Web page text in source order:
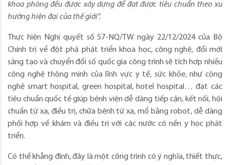
khoa phòng đều được xây dựng để đạt được tiêu chuẩn theo xu
hướng hiện đại của thế giới”.
Thực hiện Nghị quyết số 57-NQ/TW ngày 22/12/2024 của Bộ
Chính trị về đột phá phát triển khoa học, công nghệ, đổi mới
sáng tạo và chuyển đổi số quốc gia công trình sẽ tích hợp nhiều
công nghệ thông minh của lĩnh vực y tế, sức khỏe, như công
nghệ smart hospital, green hospital, hotel hospital… đạt các
tiêu chuẩn quốc tế giúp bệnh viện dễ dàng tiếp cận, kết nối, hội
chuẩn từ xa, điều trị, chữa bệnh từ xa, mổ bằng robot, dễ dàng
phối hợp về khám và điều trị với các nước có nền y học phát
triển.
Có thể khẳng định, đây là một công trình có ý nghĩa, thiết thực,